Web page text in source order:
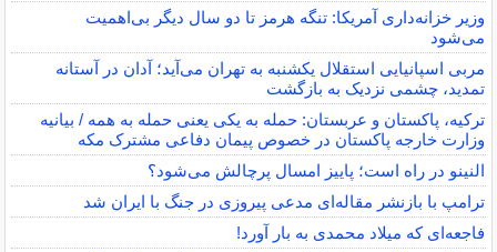
وزیر خزانه‌داری آمریکا: تنگه هرمز تا دو سال دیگر بی‌اهمیت
می‌شود
مربی اسپانیایی استقلال یکشنبه به تهران می‌آید؛ آدان در آستانه
تمدید، چشمی نزدیک به بازگشت
ترکیه، پاکستان و عربستان: حمله به یکی یعنی حمله به همه / بیانیه
وزارت خارجه پاکستان در خصوص پیمان دفاعی مشترک مکه
النینو در راه است؛ پاییز امسال پرچالش می‌شود؟
ترامپ با بازنشر مقاله‌ای مدعی پیروزی در جنگ با ایران شد
فاجعه‌ای که میلاد محمدی به بار آورد!